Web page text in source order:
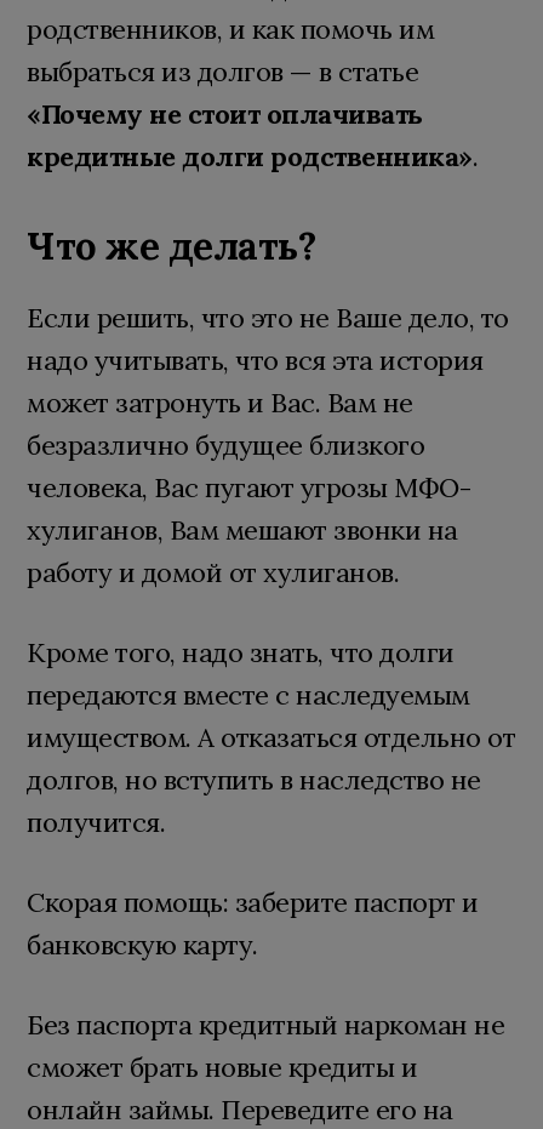
родственников, и как помочь им
выбраться из долгов — в статье
«Почему не стоит оплачивать
кредитные долги родственника».
Что же делать?
Если решить, что это не Ваше дело, то
надо учитывать, что вся эта история
может затронуть и Вас. Вам не
безразлично будущее близкого
человека, Вас пугают угрозы МФО-
хулиганов, Вам мешают звонки на
работу и домой от хулиганов.
Кроме того, надо знать, что долги
передаются вместе с наследуемым
имуществом. А отказаться отдельно от
долгов, но вступить в наследство не
получится.
Скорая помощь: заберите паспорт и
банковскую карту.
Без паспорта кредитный наркоман не
сможет брать новые кредиты и
онлайн займы. Переведите его на